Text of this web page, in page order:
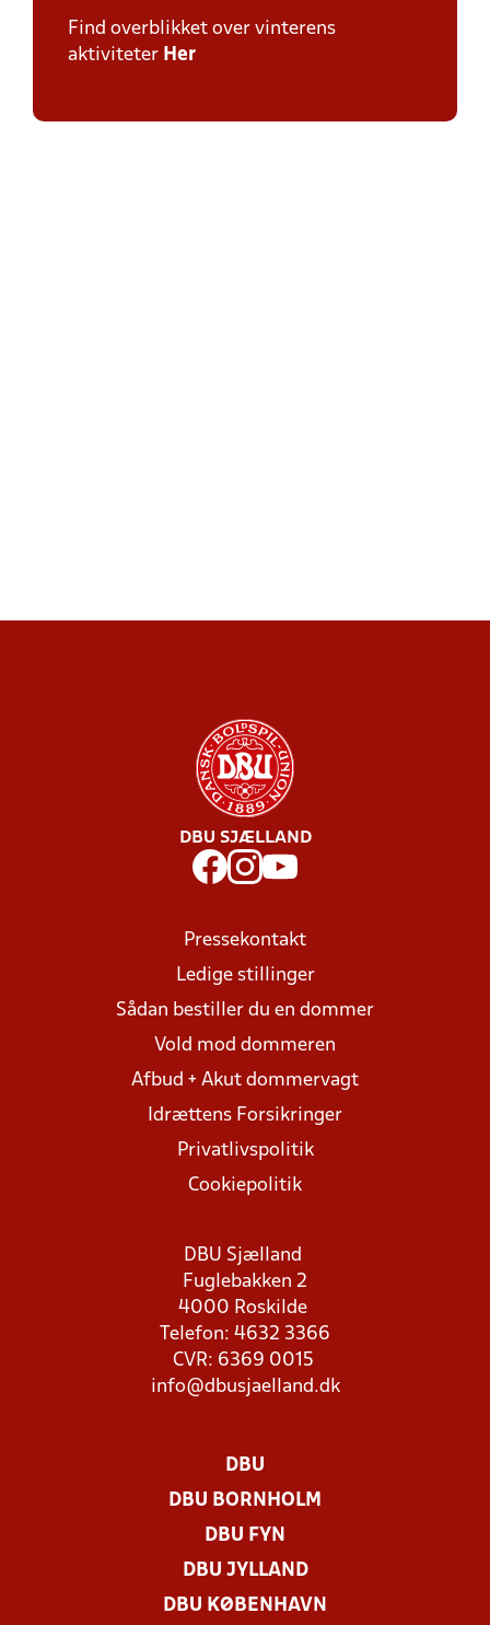
Find overblikket over vinterens
aktiviteter Her
DBU SJÆLLAND
Pressekontakt
Ledige stillinger
Sådan bestiller du en dommer
Vold mod dommeren
Afbud + Akut dommervagt
Idrættens Forsikringer
Privatlivspolitik
Cookiepolitik
DBU Sjælland
Fuglebakken 2
4000 Roskilde
Telefon: 4632 3366
CVR: 6369 0015
info@dbusjaelland.dk
DBU
DBU BORNHOLM
DBU FYN
DBU JYLLAND
DBU KØBENHAVN